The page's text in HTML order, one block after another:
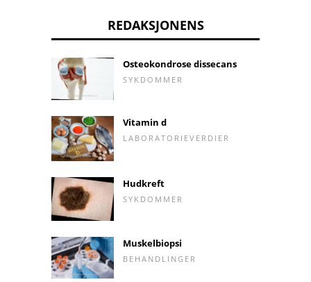
REDAKSJONENS
Osteokondrose dissecans
SYKDOMMER
Vitamin d
LABORATORIEVERDIER
Hudkreft
SYKDOMMER
Muskelbiopsi
BEHANDLINGER